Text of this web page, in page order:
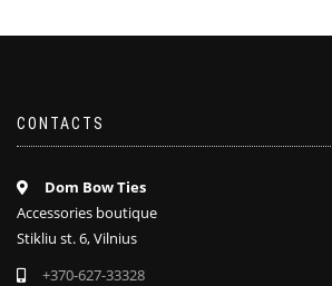
CONTACTS
Dom Bow Ties
Accessories boutique
Stikliu st. 6, Vilnius
+370-627-33328